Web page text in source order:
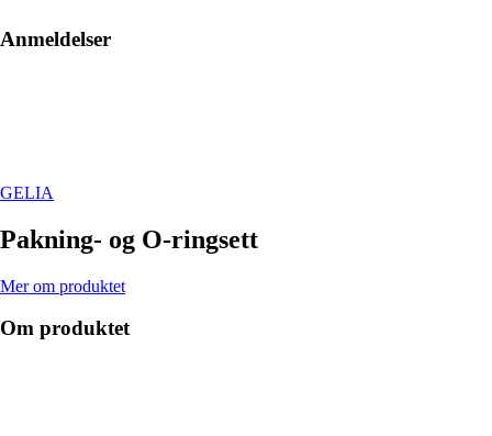
Anmeldelser
GELIA
Pakning- og O-ringsett
Mer om produktet
Om produktet